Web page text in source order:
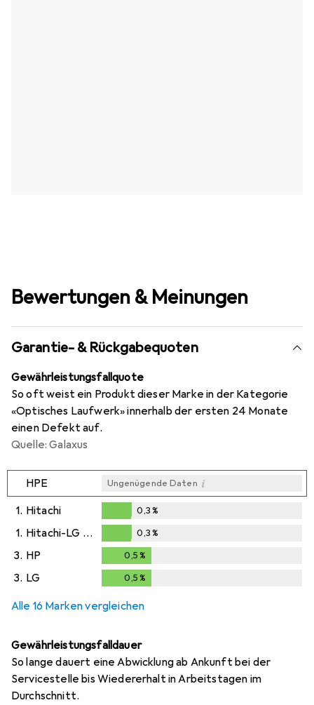
Bewertungen & Meinungen
Garantie- & Rückgabequoten
Gewährleistungsfallquote
So oft weist ein Produkt dieser Marke in der Kategorie
«Optisches Laufwerk» innerhalb der ersten 24 Monate
einen Defekt auf.
Quelle: Galaxus
HPE Ungenügende Daten i
1. Hitachi
0,3%
0,3%
1. Hitachi-LG Data Storage
0,3%
0,3%
3. HP 0,5 %
3. LG 0,5 %
Alle 16 Marken vergleichen
Gewährleistungsfalldauer
So lange dauert eine Abwicklung ab Ankunft bei der
Servicestelle bis Wiedererhalt in Arbeitstagen im
Durchschnitt.